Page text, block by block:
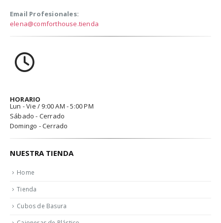
Email Profesionales:
elena@comforthouse.tienda
HORARIO
Lun - Vie / 9:00 AM - 5:00 PM
Sábado - Cerrado
Domingo - Cerrado
NUESTRA TIENDA
Home
Tienda
Cubos de Basura